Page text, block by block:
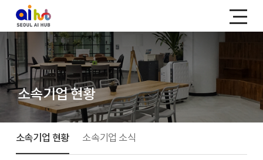
소속기업 현황
소속기업 현황 소속기업 소식